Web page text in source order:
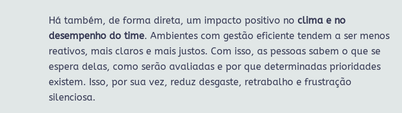
Há também, de forma direta, um impacto positivo no clima e no
desempenho do time. Ambientes com gestão eficiente tendem a ser menos
reativos, mais claros e mais justos. Com isso, as pessoas sabem o que se
espera delas, como serão avaliadas e por que determinadas prioridades
existem. Isso, por sua vez, reduz desgaste, retrabalho e frustração
silenciosa.